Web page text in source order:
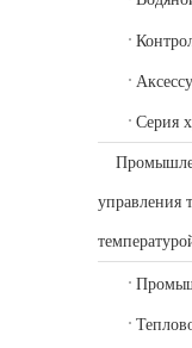
Серия
управления